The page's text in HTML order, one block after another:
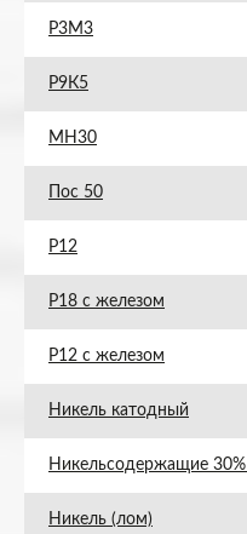
Р3М3
Р9К5
МН30
Пос 50
Р12
Р18 с железом
Р12 с железом
Никель катодный
Никельсодержащие 30%
Никель (лом)